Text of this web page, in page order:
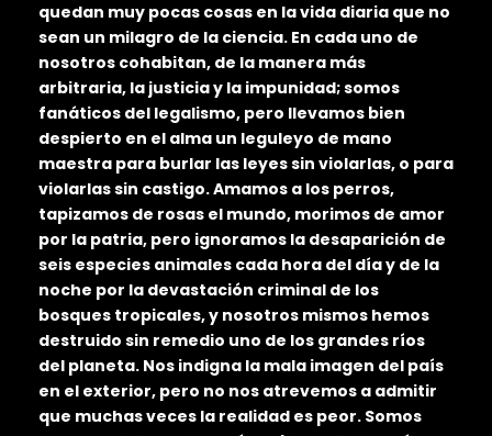
quedan muy pocas cosas en la vida diaria que no
sean un milagro de la ciencia. En cada uno de
nosotros cohabitan, de la manera más
arbitraria, la justicia y la impunidad; somos
fanáticos del legalismo, pero llevamos bien
despierto en el alma un leguleyo de mano
maestra para burlar las leyes sin violarlas, o para
violarlas sin castigo. Amamos a los perros,
tapizamos de rosas el mundo, morimos de amor
por la patria, pero ignoramos la desaparición de
seis especies animales cada hora del día y de la
noche por la devastación criminal de los
bosques tropicales, y nosotros mismos hemos
destruido sin remedio uno de los grandes ríos
del planeta. Nos indigna la mala imagen del país
en el exterior, pero no nos atrevemos a admitir
que muchas veces la realidad es peor. Somos